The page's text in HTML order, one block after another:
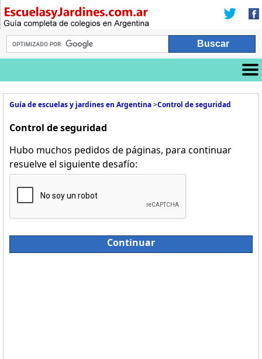
Guía de escuelas y jardines en Argentina>Control de seguridad
Control de seguridad
Hubo muchos pedidos de páginas, para continuar
resuelve el siguiente desafío:
Continuar